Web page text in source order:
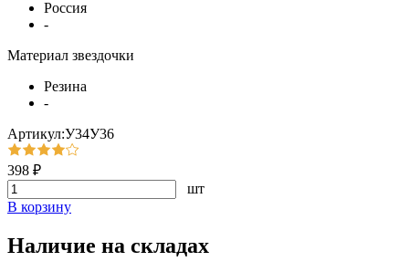
Россия
-
Материал звездочки
Резина
-
Артикул:У34У36
398 ₽
шт
В корзину
Наличие на складах